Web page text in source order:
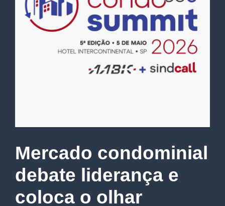
Mercado condominial
debate liderança e
coloca o olhar